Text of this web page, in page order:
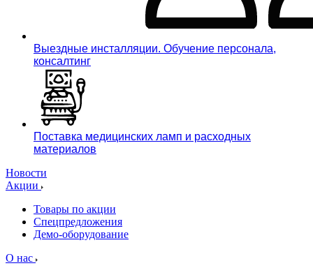
Выездные инсталляции. Обучение персонала,
консалтинг
Поставка медицинских ламп и расходных
материалов
Новости
Акции
Товары по акции
Спецпредложения
Демо-оборудование
О нас